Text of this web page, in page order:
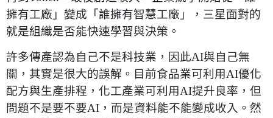
擁有工廠」變成「誰擁有智慧工廠」，三星面對的
就是組織是否能快速學習與決策。
許多傳產認為自己不是科技業，因此AI與自己無
關，其實是很大的誤解。目前食品業可利用AI優化
配方與生產排程，化工產業可利用AI提升良率，但
問題不是要不要AI，而是資料能不能變成收入。然